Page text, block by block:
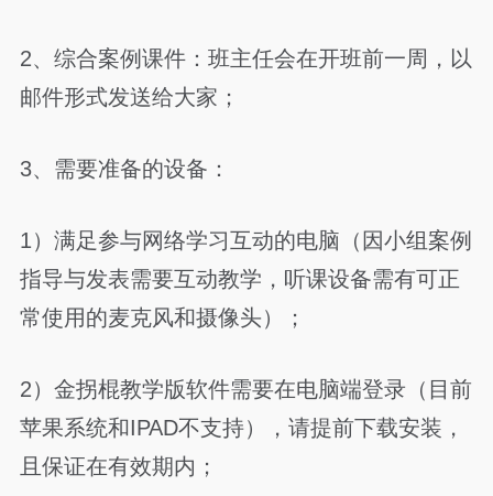
2、综合案例课件：班主任会在开班前一周，以
邮件形式发送给大家；
3、需要准备的设备：
1）满足参与网络学习互动的电脑（因小组案例
指导与发表需要互动教学，听课设备需有可正
常使用的麦克风和摄像头）；
2）金拐棍教学版软件需要在电脑端登录（目前
苹果系统和IPAD不支持），请提前下载安装，
且保证在有效期内；